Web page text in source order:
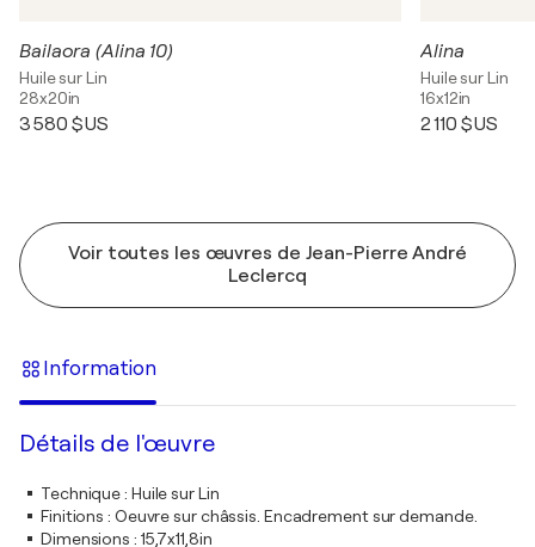
Bailaora (Alina 10)
Huile sur Lin
28x20in
3 580 $US
Alina
Huile sur Lin
16x12in
2 110 $US
Voir toutes les œuvres de Jean-Pierre André
Leclercq
Information
Détails de l'œuvre
Technique: Huile sur Lin
Finitions : Oeuvre sur châssis. Encadrement sur demande.
Dimensions : 15,7x11,8in